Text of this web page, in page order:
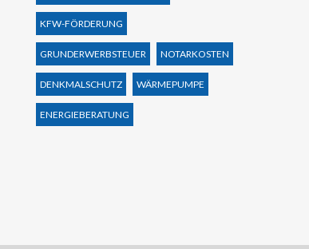
KFW-FÖRDERUNG
GRUNDERWERBSTEUER NOTARKOSTEN
DENKMALSCHUTZ WÄRMEPUMPE
ENERGIEBERATUNG